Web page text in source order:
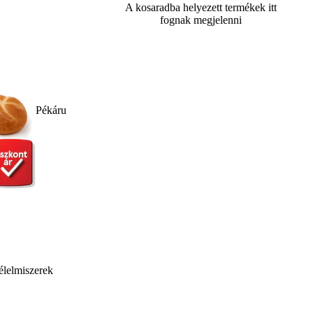
Pékáru
A kosaradba helyezett termékek itt
fognak megjelenni